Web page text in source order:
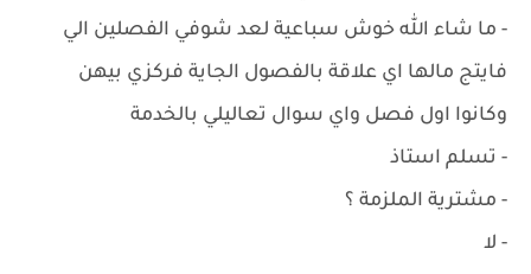
- ما شاء الله خوش سباعية لعد شوفي الفصلين الي
فايتج مالها اي علاقة بالفصول الجاية فركزي بيهن
وكانوا اول فصل واي سوال تعاليلي بالخدمة
- تسلم استاذ
- مشترية الملزمة ؟
- لا